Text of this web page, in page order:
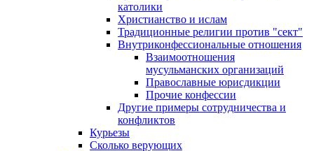
католики
Христианство и ислам
Традиционные религии против "сект"
Внутриконфессиональные отношения
Взаимоотношения
мусульманских организаций
Православные юрисдикции
Прочие конфессии
Другие примеры сотрудничества и
конфликтов
Курьезы
Сколько верующих